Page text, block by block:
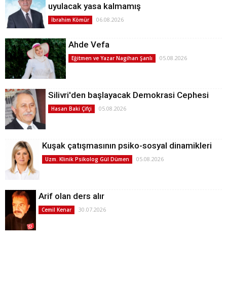
uyulacak yasa kalmamış
İbrahim Kömür 06.08.2026
Ahde Vefa
Eğitmen ve Yazar Nagihan Şanlı 05.08.2026
Silivri'den başlayacak Demokrasi Cephesi
Hasan Baki Çifçi 05.08.2026
Kuşak çatışmasının psiko-sosyal dinamikleri
Uzm. Klinik Psikolog Gül Dümen 05.08.2026
Arif olan ders alır
Cemil Kenar 30.07.2026